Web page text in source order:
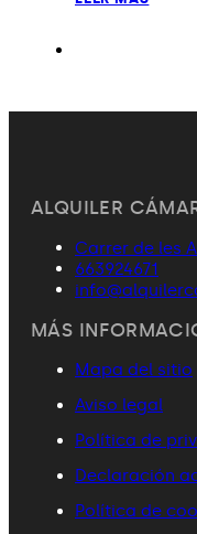
ALQUILER
Carrer de les
663924671
MÁS
Mapa del sitio
Aviso legal
Política de
Declaración
Política de